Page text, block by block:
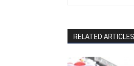
RELATED ARTICLES